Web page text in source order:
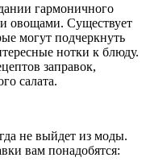
гармоничного
овощами. Существует
могут подчеркнуть
нотки к блюду.
заправок,
салата.
не выйдет из моды.
вам понадобятся: